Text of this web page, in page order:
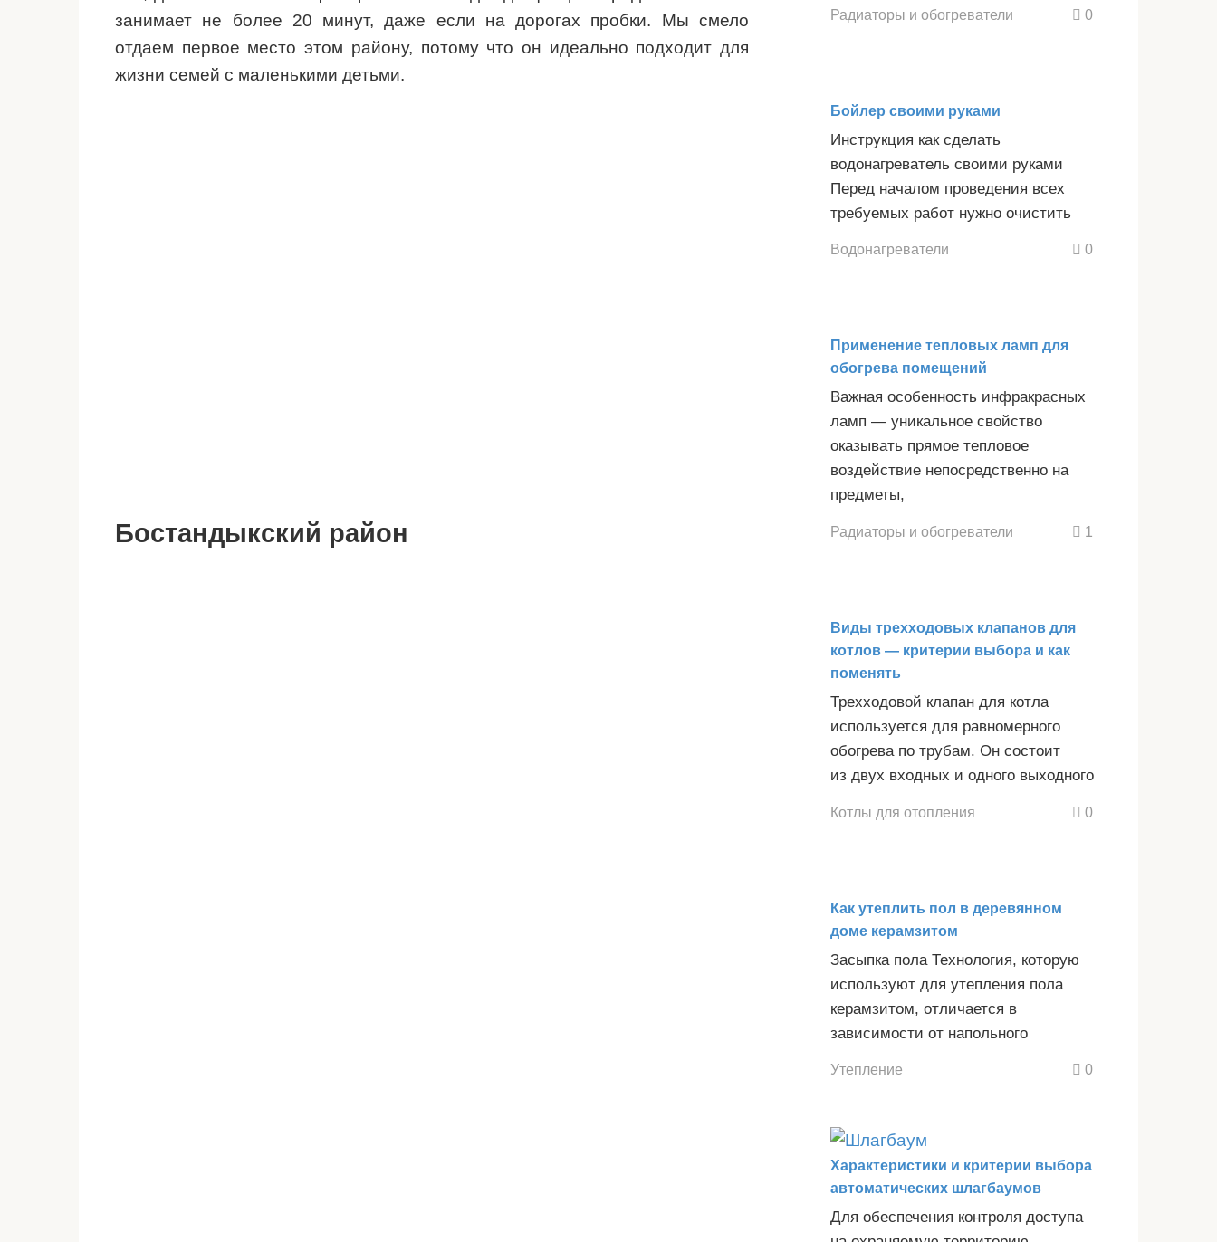
занимает не более 20 минут, даже если на дорогах пробки. Мы смело
отдаем первое место этом району, потому что он идеально подходит для
жизни семей с маленькими детьми.
Бостандыкский район
Радиаторы и обогреватели 0
Бойлер своими руками
Инструкция как сделать
водонагреватель своими руками
Перед началом проведения всех
требуемых работ нужно очистить
Водонагреватели 0
Применение тепловых ламп для
обогрева помещений
Важная особенность инфракрасных
ламп — уникальное свойство
оказывать прямое тепловое
воздействие непосредственно на
предметы,
Радиаторы и обогреватели 1
Виды трехходовых клапанов для
котлов — критерии выбора и как
поменять
Трехходовой клапан для котла
используется для равномерного
обогрева по трубам. Он состоит
из двух входных и одного выходного
Котлы для отопления 0
Как утеплить пол в деревянном
доме керамзитом
Засыпка пола Технология, которую
используют для утепления пола
керамзитом, отличается в
зависимости от напольного
Утепление 0
Характеристики и критерии выбора
автоматических шлагбаумов
Для обеспечения контроля доступа